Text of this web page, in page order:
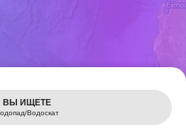
Leaflet
ВЫ ИЩЕТЕ
Водоскат